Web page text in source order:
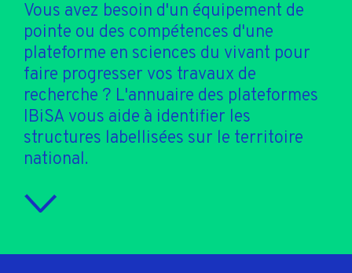
Vous avez besoin d'un équipement de
pointe ou des compétences d'une
plateforme en sciences du vivant pour
faire progresser vos travaux de
recherche ? L'annuaire des plateformes
IBiSA vous aide à identifier les
structures labellisées sur le territoire
national.